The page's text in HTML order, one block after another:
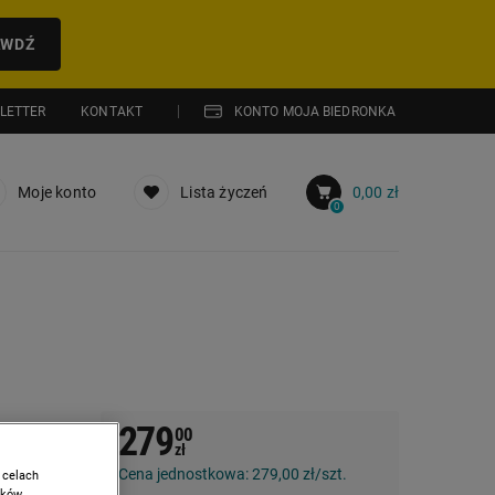
KONTAKT KONTO MOJA BIEDRONKA
Moje konto Lista życzeń
0
0,00 zł
27900
zł
Cena jednostkowa:279,00 zł/szt.